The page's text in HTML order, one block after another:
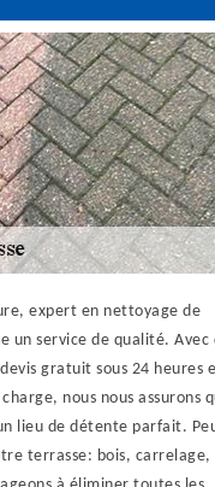
expert en nettoyage de
un service de qualité. Avec
gratuit sous 24 heures
nous nous assurons
lieu de détente parfait.
terrasse: bois, carrelage,